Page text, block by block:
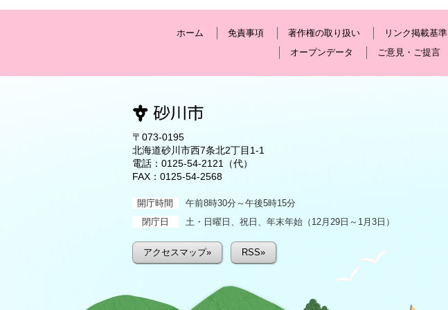
ホーム 免責事項 著作権の取り扱い リンク掲載基準
オープンデータ
ご意見・ご提言
〒073-0195
北海道砂川市西7条北2丁目1-1
電話： 0125-54-2121
（代）
FAX：0125-54-2568
開庁時間
午前8時30分～午後5時15分
閉庁日
土・日曜日、祝日、年末年始（12月29日～1月3日）
アクセスマップ» RSS»